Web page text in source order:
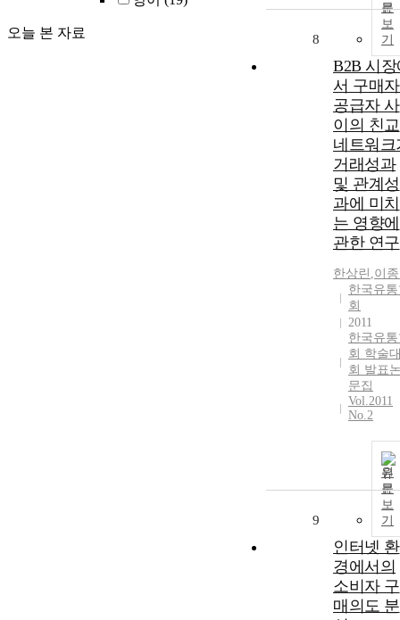
오늘 본 자료
문
보
기
8
B2B 시장
서 구매
공급자 사
이의 친교
네트워크
거래성과
및 관계성
과에 미치
는 영향에
관한 연구
한상린 ,이
한국유
회
2011
한국유
회 학술
회 발표
문집
Vol.2011
No.2
원
문
보
기
9
인터넷 환
경에서의
소비자 구
매의도 분